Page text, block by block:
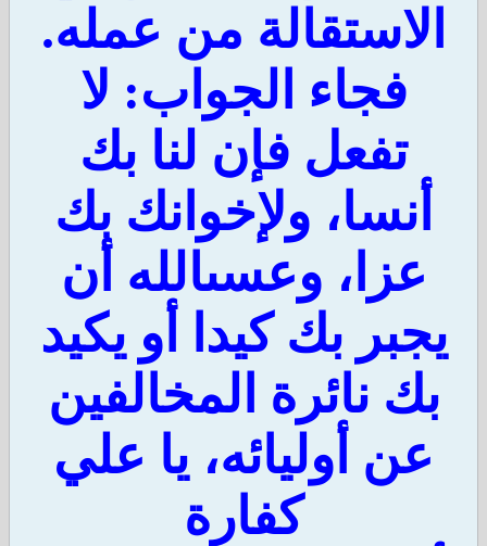
من عمله.
فجاء الجواب: لا
تفعل فإن لنا بك
أنسا، ولإخوانك بك
عزا، وعسىالله أن
بك كيدا أو يكيد
نائرة المخالفين
أوليائه، يا علي
كفارة